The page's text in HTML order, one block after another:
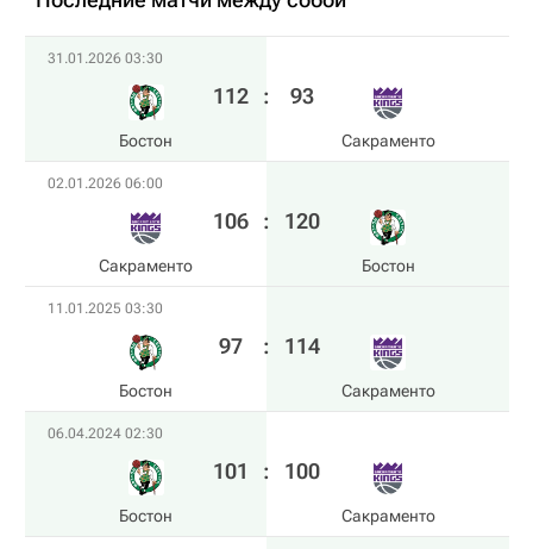
31.01.2026 03:30
Бостон
112 : 93
Сакраменто
02.01.2026 06:00
Сакраменто
106 : 120
Бостон
11.01.2025 03:30
Бостон
97 : 114
Сакраменто
06.04.2024 02:30
Бостон
101 : 100
Сакраменто